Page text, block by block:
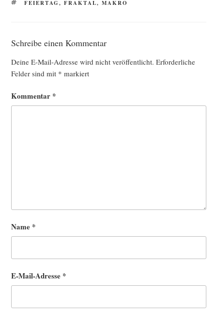
SCHLAGWÖRTER
FEIERTAG, FRAKTAL, MAKRO
Schreibe einen Kommentar
Deine E-Mail-Adresse wird nicht veröffentlicht. Erforderliche
Felder sind mit * markiert
Kommentar *
Name *
E-Mail-Adresse *